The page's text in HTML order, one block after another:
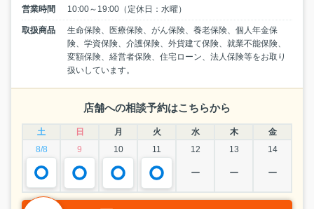
営業時間 10:00～19:00（定休日：水曜）
取扱商品
生命保険、医療保険、がん保険、養老保険、個人年金保
険、学資保険、介護保険、外貨建て保険、就業不能保険、
変額保険、経営者保険、住宅ローン、法人保険等をお取り
扱いしています。
店舗への相談予約はこちらから
土 日 月 火 水 木
金
8/8
9 10 11 12 13 14
ー ー ー